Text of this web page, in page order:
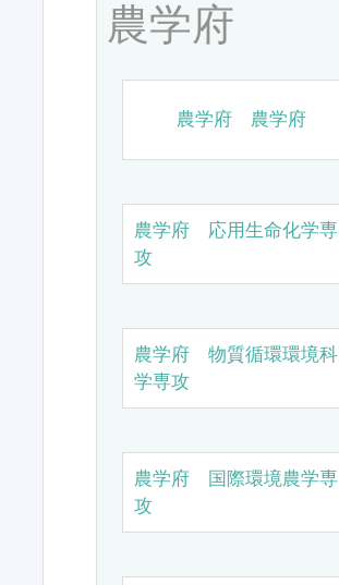
農学府
農学府 農学府
農学府 応用生命化学専
攻
農学府 物質循環環境科
学専攻
農学府 国際環境農学専
攻